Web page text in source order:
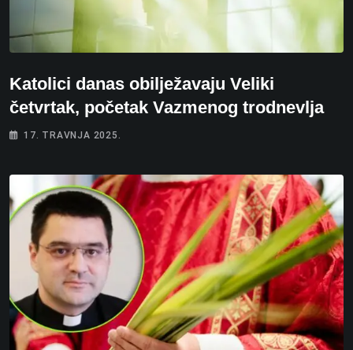
Katolici danas obilježavaju Veliki
četvrtak, početak Vazmenog trodnevlja
17. TRAVNJA 2025.